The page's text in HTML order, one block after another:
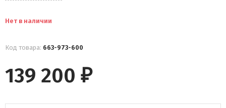
Нет в наличии
Код товара: 663-973-600
139 200 ₽